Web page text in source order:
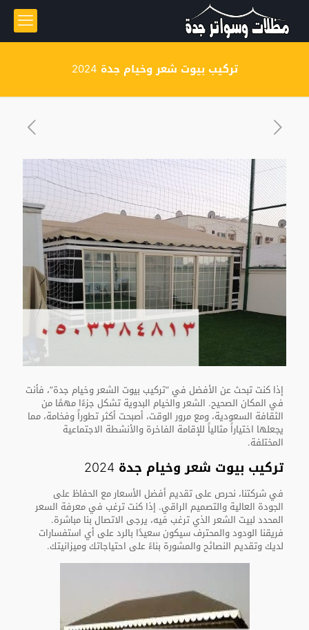
تركيب بيوت شعر وخيام جدة 2024
إذا كنت تبحث عن الأفضل في “تركيب بيوت الشعر وخيام جدة”، فأنت
في المكان الصحيح. الشعر والخيام البدوية تشكل جزءًا مهمًا من
الثقافة السعودية، ومع مرور الوقت، أصبحت أكثر تطوراً وفخامة، مما
يجعلها اختياراً مثالياً للإقامة الفاخرة والأنشطة الاجتماعية
المختلفة.
تركيب بيوت شعر وخيام جدة 2024
في شركتنا، نحرص على تقديم أفضل الأسعار مع الحفاظ على
الجودة العالية والتصميم الراقي. إذا كنت ترغب في معرفة السعر
المحدد لبيت الشعر الذي ترغب فيه، يرجى الاتصال بنا مباشرة.
فريقنا الودود والمحترف سيكون سعيدًا بالرد على أي استفسارات
لديك وتقديم النصائح والمشورة بناءً على احتياجاتك وميزانيتك.